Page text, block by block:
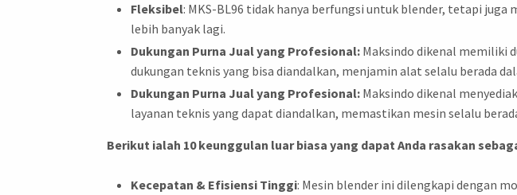
Fleksibel: MKS-BL96 tidak hanya berfungsi untuk blender, tetapi
lebih banyak lagi.
Dukungan Purna Jual yang Profesional: Maksindo dikenal memiliki
dukungan teknis yang bisa diandalkan, menjamin alat selalu berada
Dukungan Purna Jual yang Profesional: Maksindo dikenal
layanan teknis yang dapat diandalkan, memastikan mesin selalu
Berikut ialah 10 keunggulan luar biasa yang dapat Anda rasakan
Kecepatan & Efisiensi Tinggi: Mesin blender ini dilengkapi dengan